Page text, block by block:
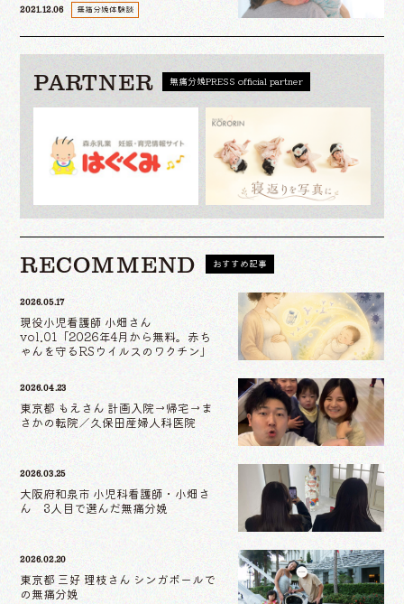
2021.12.06 無痛分娩体験談
PARTNER 無痛分娩PRESS official partner
RECOMMEND おすすめ記事
2026.05.17
現役小児看護師 小畑さん
vol.01「2026年4月から無料。赤ち
ゃんを守るRSウイルスのワクチン」
2026.04.23
東京都 もえさん 計画入院→帰宅→ま
さかの転院／久保田産婦人科医院
2026.03.25
大阪府和泉市 小児科看護師・小畑さ
ん 3人目で選んだ無痛分娩
2026.02.20
東京都 三好 理枝さん シンガポールで
の無痛分娩